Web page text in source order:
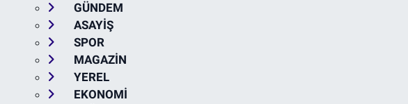
GÜNDEM
ASAYİŞ
SPOR
MAGAZİN
YEREL
EKONOMİ